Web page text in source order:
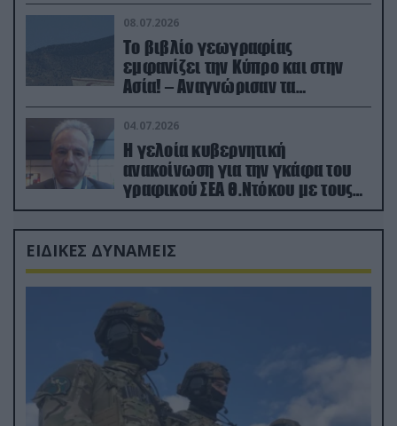
08.07.2026
Το βιβλίο γεωγραφίας
εμφανίζει την Κύπρο και στην
Ασία! – Αναγνώρισαν τα
κατεχόμενα; (φωτο)
04.07.2026
Η γελοία κυβερνητική
ανακοίνωση για την γκάφα του
γραφικού ΣΕΑ Θ.Ντόκου με τους
Ρώσους φαρσέρ
ΕΙΔΙΚΕΣ ΔΥΝΑΜΕΙΣ